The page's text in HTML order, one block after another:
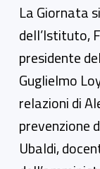
La Giornata
dell’Istituto,
presidente
Guglielmo
relazioni di
prevenzione
Ubaldi,